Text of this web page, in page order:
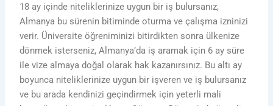
18 ay içinde niteliklerinize uygun bir iş bulursanız,
Almanya bu sürenin bitiminde oturma ve çalışma izninizi
verir. Üniversite öğreniminizi bitirdikten sonra ülkenize
dönmek isterseniz, Almanya’da iş aramak için 6 ay süre
ile vize almaya doğal olarak hak kazanırsınız. Bu altı ay
boyunca niteliklerinize uygun bir işveren ve iş bulursanız
ve bu arada kendinizi geçindirmek için yeterli mali